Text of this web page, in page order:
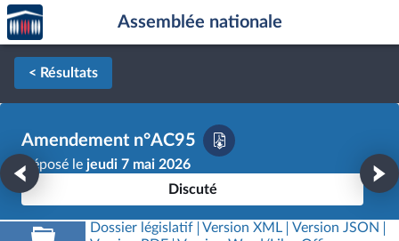
Aller au contenu
Aller en bas de la page
Accèder
à la
page
d'accueil
Assemblée nationale
< Résultats
Amendement n°AC95
Déposé le jeudi 7 mai 2026
Discuté
Dossier législatif Version XML
Version JSON